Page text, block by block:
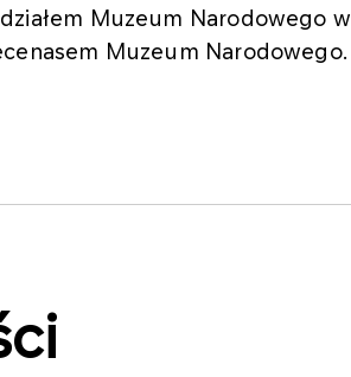
Muzeum Narodowego w
Muzeum Narodowego.